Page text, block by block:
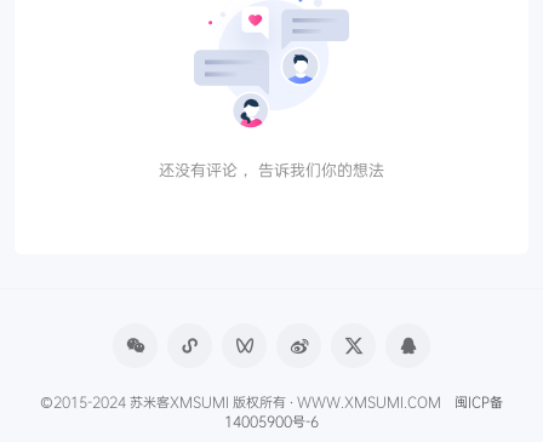
还没有评论， 告诉我们你的想法
©2015-2024 苏米客XMSUMI 版权所有 · WWW.XMSUMI.COM 闽ICP备
14005900号-6